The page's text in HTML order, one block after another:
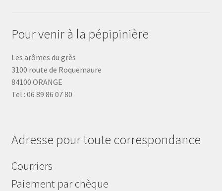
Pour venir à la pépipinière
Les arômes du grès
3100 route de Roquemaure
84100 ORANGE
Tel : 06 89 86 07 80
Adresse pour toute correspondance
Courriers
Paiement par chèque